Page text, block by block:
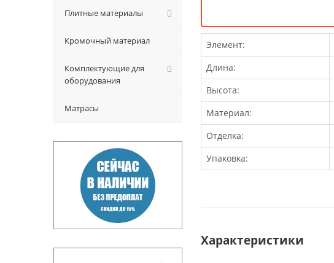
Элемент:
Длина:
Высота:
Материал:
Отделка:
Упаковка:
Характеристики
Плитные материалы
Кромочный материал
Комплектующие для
оборудования
Матрасы